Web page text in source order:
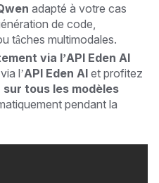
adapté à votre cas
de code,
tâches multimodales.
via l’API Eden AI
l’API Eden AI et profitez
tous les modèles
pendant la